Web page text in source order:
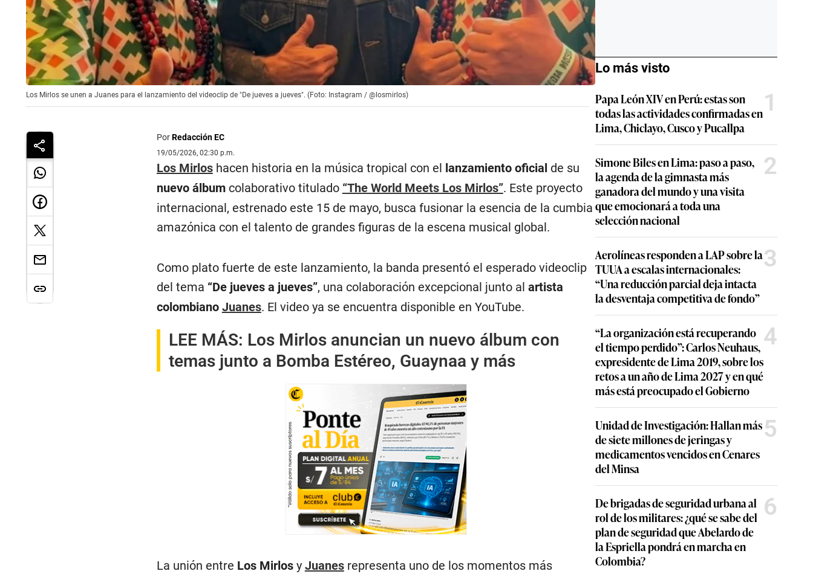
Los Mirlos se unen a Juanes para el lanzamiento del videoclip de "De jueves a jueves". (Foto: Instagram / @losmirlos)
PorRedacción EC
19/05/2026, 02:30 p.m.
Los Mirloshacen historia en la música tropical con el lanzamiento oficial de su
nuevo álbumcolaborativo titulado “The World Meets Los Mirlos”. Este proyecto
internacional, estrenado este 15 de mayo, busca fusionar la esencia de la cumbia
amazónica con el talento de grandes figuras de la escena musical global.
Como plato fuerte de este lanzamiento, la banda presentó el esperado videoclip
del tema “De jueves a jueves”, una colaboración excepcional junto al artista
colombiano Juanes. El video ya se encuentra disponible en YouTube.
LEE MÁS: Los Mirlos anuncian un nuevo álbum con
temas junto a Bomba Estéreo, Guaynaa y más
La unión entre Los Mirlosy Juanesrepresenta uno de los momentos más
Lo más visto
Papa León XIV en Perú: estas son
todas las actividades confirmadas en
Lima, Chiclayo, Cusco y Pucallpa
1
Simone Biles en Lima: paso a paso,
la agenda de la gimnasta más
ganadora del mundo y una visita
que emocionará a toda una
selección nacional
2
Aerolíneas responden a LAP sobre la
TUUA a escalas internacionales:
“Una reducción parcial deja intacta
la desventaja competitiva de fondo”
3
“La organización está recuperando
el tiempo perdido”: Carlos Neuhaus,
expresidente de Lima 2019, sobre los
retos a un año de Lima 2027 y en qué
más está preocupado el Gobierno
4
Unidad de Investigación: Hallan más
de siete millones de jeringas y
medicamentos vencidos en Cenares
del Minsa
5
De brigadas de seguridad urbana al
rol de los militares: ¿qué se sabe del
plan de seguridad que Abelardo de
la Espriella pondrá en marcha en
Colombia?
6